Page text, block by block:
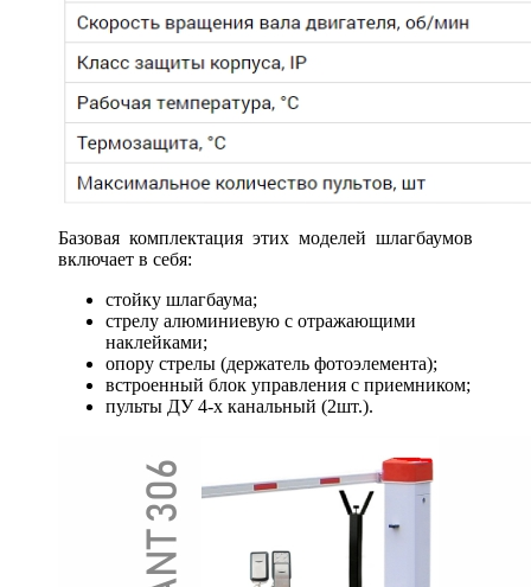
Базовая комплектация этих моделей шлагбаумов
включает в себя:
стойку шлагбаума;
стрелу алюминиевую с отражающими
наклейками;
опору стрелы (держатель фотоэлемента);
встроенный блок управления с приемником;
пульты ДУ 4-х канальный (2шт.).